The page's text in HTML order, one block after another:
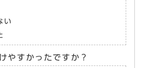
い
やすかったですか？